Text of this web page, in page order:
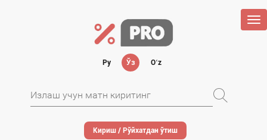
Ру Ўз Oʻz
Кириш / Рўйхатдан ўтиш